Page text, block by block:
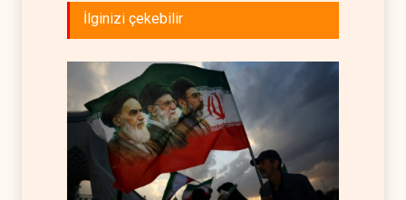
İlginizi çekebilir